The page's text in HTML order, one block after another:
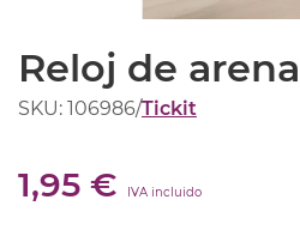
Reloj de
SKU: 106986/Tickit
1,95 € IVA incluido